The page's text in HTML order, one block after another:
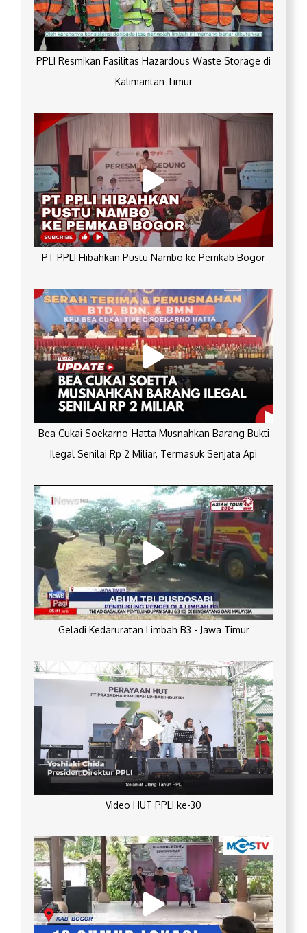
PPLI Resmikan Fasilitas Hazardous Waste Storage di
Kalimantan Timur
PT PPLI Hibahkan Pustu Nambo ke Pemkab Bogor
Bea Cukai Soekarno-Hatta Musnahkan Barang Bukti
Ilegal Senilai Rp 2 Miliar, Termasuk Senjata Api
Geladi Kedaruratan Limbah B3 - Jawa Timur
Video HUT PPLI ke-30